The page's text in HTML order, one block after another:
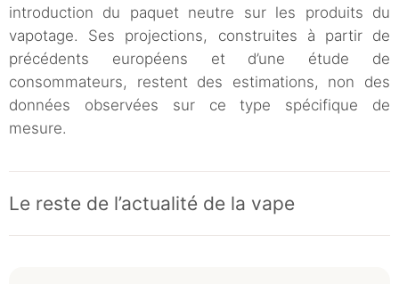
introduction du paquet neutre sur les produits du
vapotage. Ses projections, construites à partir de
précédents européens et d’une étude de
consommateurs, restent des estimations, non des
données observées sur ce type spécifique de
mesure.
Le reste de l’actualité de la vape